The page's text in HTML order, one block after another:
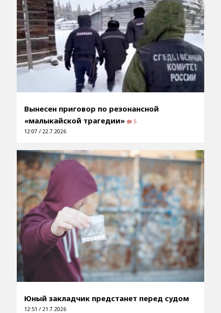
Вынесен приговор по резонансной
«малыкайской трагедии»
5
12:07 / 22.7.2026
Юный закладчик предстанет перед судом
12:51 / 21.7.2026